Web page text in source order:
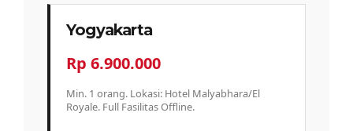
Yogyakarta
Rp 6.900.000
Min. 1 orang. Lokasi: Hotel Malyabhara/El
Royale. Full Fasilitas Offline.